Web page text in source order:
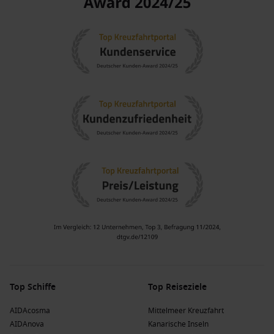
Top Schiffe
AIDAcosma
AIDAnova
Top Reiseziele
Mittelmeer Kreuzfahrt
Kanarische Inseln